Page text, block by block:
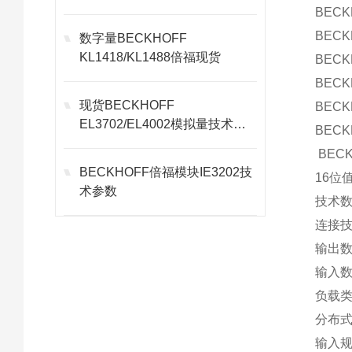
数字量BECKHOFF
KL1418/KL1488倍福现货
现货BECKHOFF
EL3702/EL4002模拟量技术参
BECKHOFF倍福模块IE3202技
术参数
16位
技术
连接
输出
输入
负载
分布
输入